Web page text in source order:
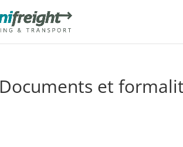
Documents et